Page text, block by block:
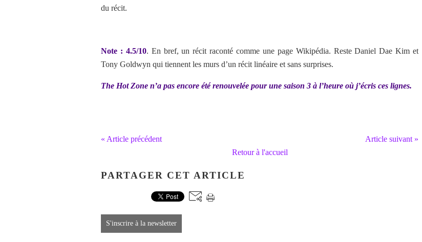
du récit.
Note : 4.5/10. En bref, un récit raconté comme une page Wikipédia. Reste Daniel Dae Kim et
Tony Goldwyn qui tiennent les murs d’un récit linéaire et sans surprises.
The Hot Zone n’a pas encore été renouvelée pour une saison 3 à l’heure où j’écris ces lignes.
« Article précédent
Article suivant »
Retour à l'accueil
PARTAGER CET ARTICLE
S'inscrire à la newsletter